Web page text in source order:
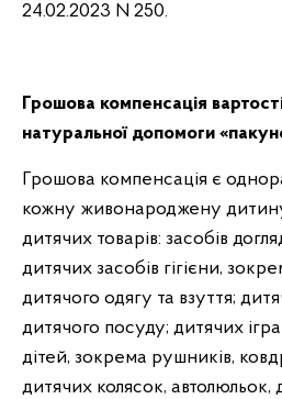
24.02.2023 N 250.
Грошова компенсація
натуральної допомоги
Грошова компенсація є
кожну живонароджену
дитячих товарів: засобів
дитячих засобів гігієни,
дитячого одягу та взуття;
дитячого посуду; дитячих
дітей, зокрема рушників,
дитячих колясок,